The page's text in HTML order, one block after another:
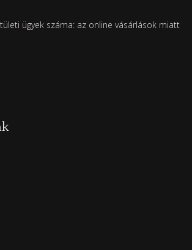
ügyek száma: az online vásárlások miatt